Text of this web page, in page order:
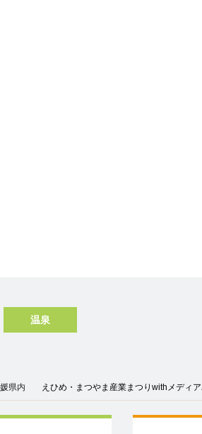
温泉
県内 えひめ・まつやま産業まつりwithメディ